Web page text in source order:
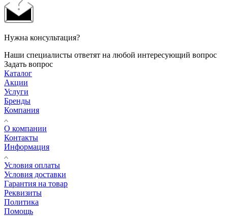
Нужна консультация?
Наши специалисты ответят на любой интересующий вопрос
Задать вопрос
Каталог
Акции
Услуги
Бренды
Компания
О компании
Контакты
Информация
Условия оплаты
Условия доставки
Гарантия на товар
Реквизиты
Политика
Помощь